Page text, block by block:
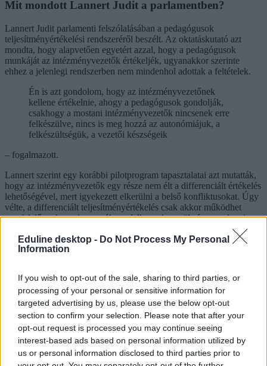
Eduline desktop - Do Not Process My Personal
Information
If you wish to opt-out of the sale, sharing to third parties, or
processing of your personal or sensitive information for
targeted advertising by us, please use the below opt-out
section to confirm your selection. Please note that after your
opt-out request is processed you may continue seeing
interest-based ads based on personal information utilized by
us or personal information disclosed to third parties prior to
Mit mondott Lannert Judit a parlamentben?
Lannert Judit parlamenti felszólalásában a pedagógusok
teljesítményértékelési rendszeréről beszélt. Az oktatáskutató azt
mondta, hogy alapvetően egyetért azzal, hogy a pedagógusok
munkáját az intézményvezetők értékeljék, ugyanakkor szerinte
ehhez a jelenlegi rendszerben nem mindenhol adottak a feltételek.
Én is azt gondolom, hogy az intézményvezetőnek
kellene értékelnie, ahogy a pedagógusok gondolják,
csakhogy a mostani intézményvezetők nincsenek erre
felkészülve, nincs is meg hozzá az autonómiájuk, a
felkészültségük, a vezetői készségeik
– fogalmazott.
Lannert szerint egy korábbi pilotprogram tapasztalatai azt mutatták,
hogy az intézményvezetők egy része nem élt a differenciált értékelés
lehetőségével, mert igyekezett elkerülni a belső konfliktusokat. Úgy
vélte, a differenciált teljesítményértékelés csak akkor működhet
megfelelően, ha az igazgatók rendelkeznek a szükséges szakmai
A kijelentésekre a KDNP is reagált. A párt szerint Lannert szavai
hogy a magyar iskolaigazgatók nap mint nap felelősséget viselnek a
gyermekekért, a pedagógusokért és intézményeik működéséért, ezért
szerintük több megbecsülést érdemelnek.
Nemcsak a pedagógusok sztrájkjogát, hanem az
iskolák autonómiáját is visszaállítaná a kormány –